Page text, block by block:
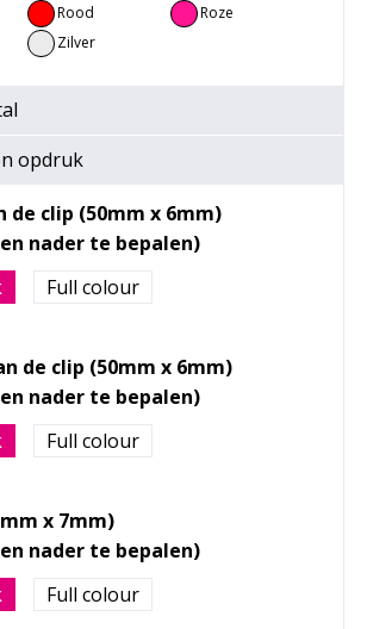
Rood
Roze
Zilver
opdruk
de clip (50mm x 6mm)
Full colour
de clip (50mm x 6mm)
Full colour
x 7mm)
Full colour